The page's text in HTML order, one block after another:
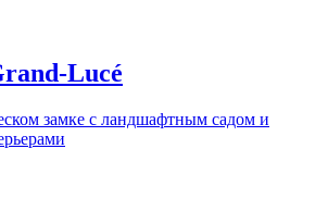
замке с ландшафтным садом и